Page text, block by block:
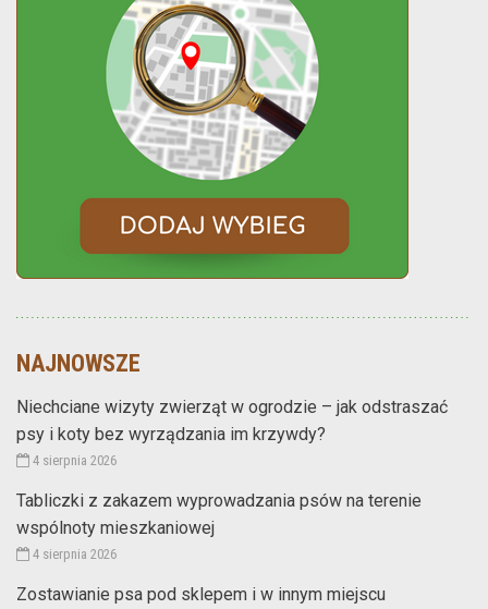
NAJNOWSZE
Niechciane wizyty zwierząt w ogrodzie – jak odstraszać
psy i koty bez wyrządzania im krzywdy?
4 sierpnia 2026
Tabliczki z zakazem wyprowadzania psów na terenie
wspólnoty mieszkaniowej
4 sierpnia 2026
Zostawianie psa pod sklepem i w innym miejscu